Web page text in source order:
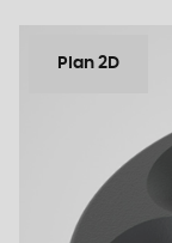
Plan 2D